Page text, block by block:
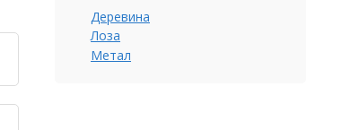
Деревина
Лоза
Метал